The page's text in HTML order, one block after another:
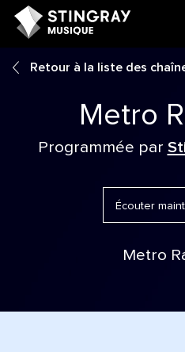
Retour à la liste des
Metro
Programmée par
Écouter
Metro